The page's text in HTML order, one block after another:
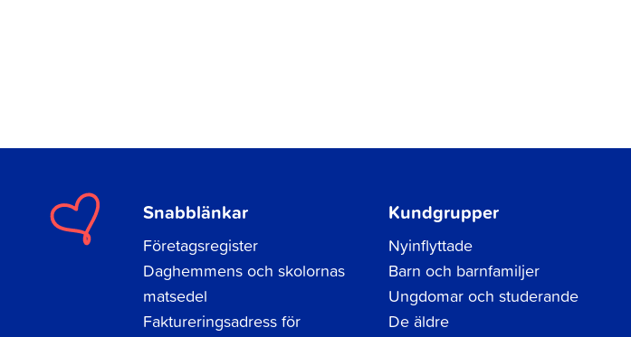
Snabblänkar
Företagsregister
Daghemmens och skolornas
matsedel
Faktureringsadress för
Kundgrupper
Nyinflyttade
Barn och barnfamiljer
Ungdomar och studerande
De äldre